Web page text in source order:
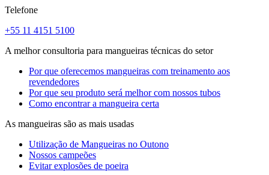
Telefone
+55 11 4151 5100
A melhor consultoria para mangueiras técnicas do setor
Por que oferecemos mangueiras com treinamento aos
revendedores
Por que seu produto será melhor com nossos tubos
Como encontrar a mangueira certa
As mangueiras são as mais usadas
Utilização de Mangueiras no Outono
Nossos campeões
Evitar explosões de poeira